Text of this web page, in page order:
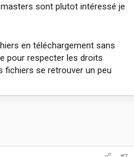
sont plutot intéressé je
en téléchargement sans
pour respecter les droits
fichiers se retrouver un peu